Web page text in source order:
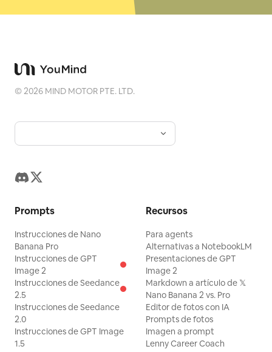
©2026 MIND MOTOR PTE. LTD.
Prompts
Instrucciones de Nano
Banana Pro
Instrucciones de GPT
Image 2
Instrucciones de Seedance
2.5
Instrucciones de Seedance
2.0
Instrucciones de GPT Image
1.5
Recursos
Para agents
Alternativas a NotebookLM
Presentaciones de GPT
Image 2
Markdown a artículo de 𝕏
Nano Banana 2 vs. Pro
Editor de fotos con IA
Prompts de fotos
Imagen a prompt
Lenny Career Coach